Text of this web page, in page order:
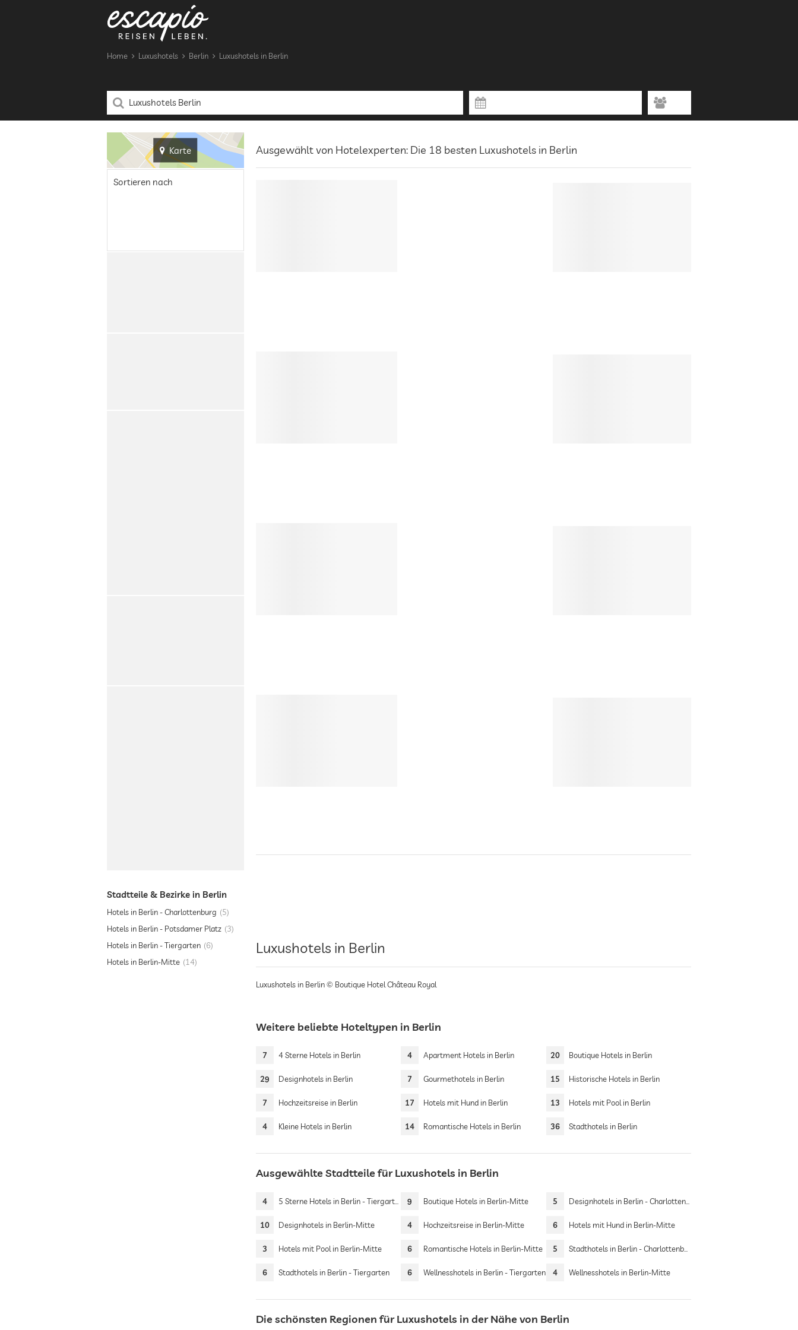
Home Luxushotels Berlin Luxushotels in Berlin
Karte Ausgewählt von Hotelexperten: Die 18 besten Luxushotels in Berlin
Sortieren nach
Stadtteile & Bezirke in Berlin
Hotels in Berlin - Charlottenburg
5
Hotels in Berlin - Potsdamer Platz
3
Hotels in Berlin - Tiergarten
6
Hotels in Berlin-Mitte
14
Luxushotels in Berlin
Luxushotels in Berlin © Boutique Hotel Château Royal
Weitere beliebte Hoteltypen in Berlin
7 4 Sterne Hotels in Berlin 4 Apartment Hotels in Berlin 20 Boutique Hotels in Berlin
29 Designhotels in Berlin 7 Gourmethotels in Berlin 15 Historische Hotels in Berlin
7 Hochzeitsreise in Berlin 17 Hotels mit Hund in Berlin 13 Hotels mit Pool in Berlin
4 Kleine Hotels in Berlin 14 Romantische Hotels in Berlin 36 Stadthotels in Berlin
Ausgewählte Stadtteile für Luxushotels in Berlin
4 5 Sterne Hotels in Berlin - Tiergarten 9 Boutique Hotels in Berlin-Mitte 5 Designhotels in Berlin - Charlottenburg
10 Designhotels in Berlin-Mitte 4 Hochzeitsreise in Berlin-Mitte 6 Hotels mit Hund in Berlin-Mitte
3 Hotels mit Pool in Berlin-Mitte 6 Romantische Hotels in Berlin-Mitte 5 Stadthotels in Berlin - Charlottenburg
6 Stadthotels in Berlin - Tiergarten 6 Wellnesshotels in Berlin - Tiergarten 4 Wellnesshotels in Berlin-Mitte
Die schönsten Regionen für Luxushotels in der Nähe von Berlin